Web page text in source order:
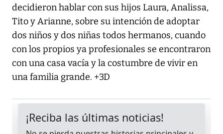
decidieron hablar con sus hijos Laura, Analissa,
Tito y Arianne, sobre su intención de adoptar
dos niños y dos niñas todos hermanos, cuando
con los propios ya profesionales se encontraron
con una casa vacía y la costumbre de vivir en
una familia grande. +3D